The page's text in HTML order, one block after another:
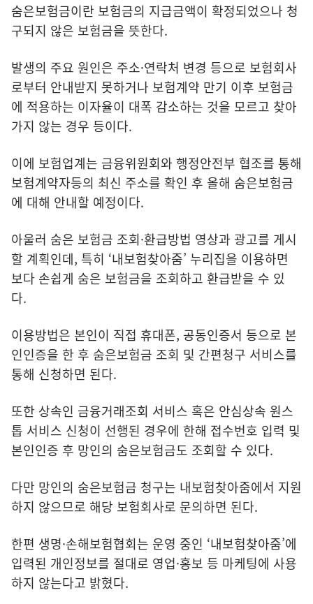
숨은보험금이란 보험금의 지급금액이 확정되었으나 청
구되지 않은 보험금을 뜻한다.
발생의 주요 원인은 주소·연락처 변경 등으로 보험회사
로부터 안내받지 못하거나 보험계약 만기 이후 보험금
에 적용하는 이자율이 대폭 감소하는 것을 모르고 찾아
가지 않는 경우 등이다.
이에 보험업계는 금융위원회와 행정안전부 협조를 통해
보험계약자등의 최신 주소를 확인 후 올해 숨은보험금
에 대해 안내할 예정이다.
아울러 숨은 보험금 조회·환급방법 영상과 광고를 게시
할 계획인데, 특히 ‘내보험찾아줌’ 누리집을 이용하면
보다 손쉽게 숨은 보험금을 조회하고 환급받을 수 있
다.
이용방법은 본인이 직접 휴대폰, 공동인증서 등으로 본
인인증을 한 후 숨은보험금 조회 및 간편청구 서비스를
통해 신청하면 된다.
또한 상속인 금융거래조회 서비스 혹은 안심상속 원스
톱 서비스 신청이 선행된 경우에 한해 접수번호 입력 및
본인인증 후 망인의 숨은보험금도 조회할 수 있다.
다만 망인의 숨은보험금 청구는 내보험찾아줌에서 지원
하지 않으므로 해당 보험회사로 문의하면 된다.
한편 생명·손해보험협회는 운영 중인 ‘내보험찾아줌’에
입력된 개인정보를 절대로 영업·홍보 등 마케팅에 사용
하지 않는다고 밝혔다.